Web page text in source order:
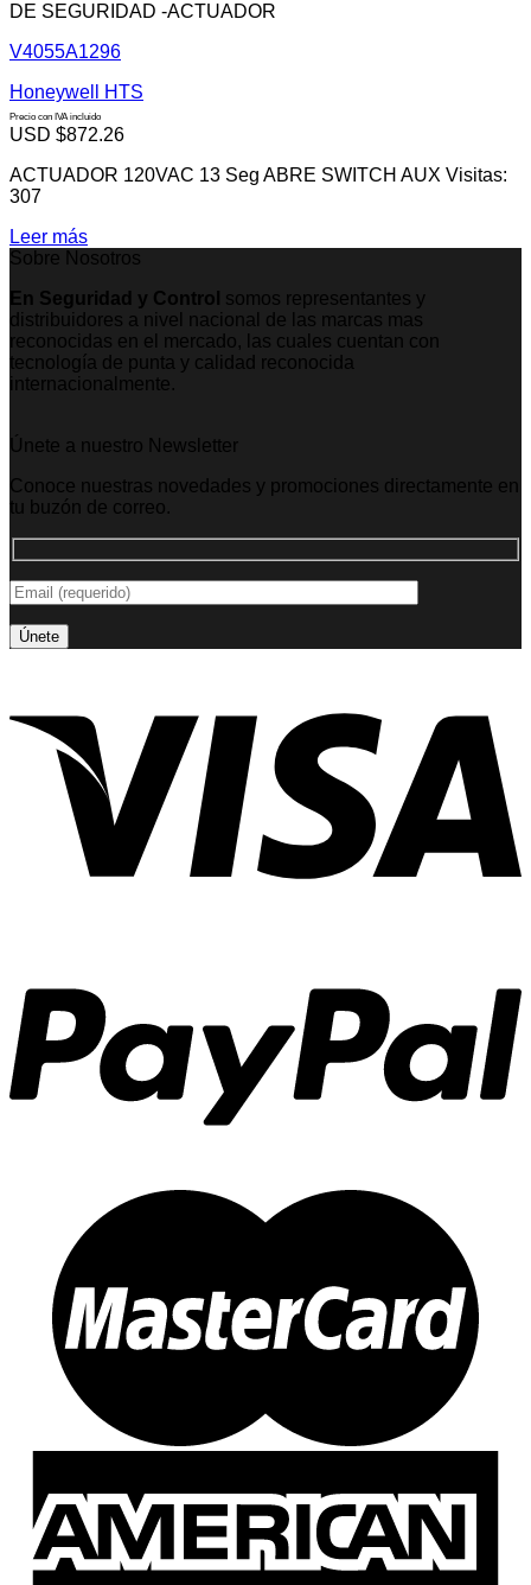
DE SEGURIDAD -ACTUADOR
V4055A1296
Honeywell HTS
Precio con IVA incluido
USD $872.26
ACTUADOR 120VAC 13 Seg ABRE SWITCH AUX Visitas:
307
Leer más
Sobre Nosotros
En Seguridad y Control somos representantes y
distribuidores a nivel nacional de las marcas mas
reconocidas en el mercado, las cuales cuentan con
tecnología de punta y calidad reconocida
internacionalmente.
Únete a nuestro Newsletter
Conoce nuestras novedades y promociones directamente en
tu buzón de correo.